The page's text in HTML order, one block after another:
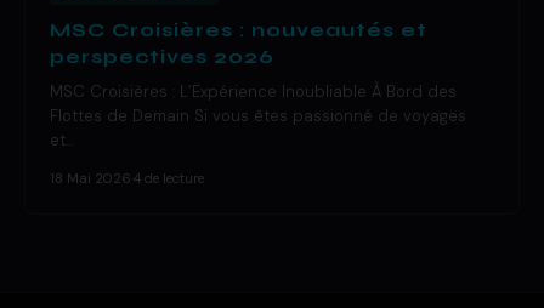
MSC Croisières : nouveautés et
perspectives 2026
MSC Croisières : L’Expérience Inoubliable À Bord des
Flottes de Demain Si vous êtes passionné de voyages
et…
18 Mai 2026 4 de lecture